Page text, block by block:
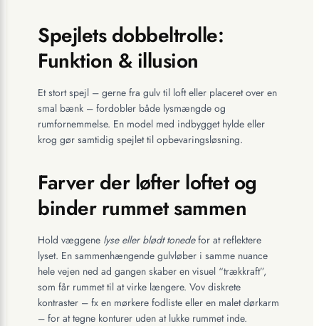
Spejlets dobbeltrolle:
Funktion & illusion
Et stort spejl – gerne fra gulv til loft eller placeret over en
smal bænk – fordobler både lysmængde og
rumfornemmelse. En model med indbygget hylde eller
krog gør samtidig spejlet til opbevaringsløsning.
Farver der løfter loftet og
binder rummet sammen
Hold væggene lyse eller blødt tonedefor at reflektere
lyset. En sammenhængende gulvløber i samme nuance
hele vejen ned ad gangen skaber en visuel “trækkraft”,
som får rummet til at virke længere. Vov diskrete
kontraster – fx en mørkere fodliste eller en malet dørkarm
– for at tegne konturer uden at lukke rummet inde.